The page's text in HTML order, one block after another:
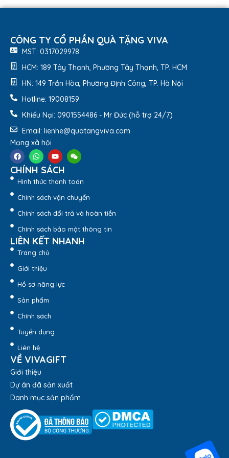
CÔNG TY CỔ PHẦN QUÀ TẶNG VIVA
MST: 0317029978
HCM: 189 Tây Thạnh, Phường Tây Thạnh, TP. HCM
HN: 149 Trần Hòa, Phường Định Công, TP. Hà Nội
Hotline: 19008159
Khiếu Nại: 0901554486 - Mr Đức (hỗ trợ 24/7)
Email: lienhe@quatangviva.com
Mạng xã hội
CHÍNH SÁCH
Hình thức thanh toán
Chính sách vận chuyển
Chính sách đổi trả và hoàn tiền
Chính sách bảo mật thông tin
LIÊN KẾT NHANH
Trang chủ
Giới thiệu
Hồ sơ năng lực
Sản phẩm
Chính sách
Tuyển dụng
Liên hệ
VỀ VIVAGIFT
Giới thiệu
Dự án đã sản xuất
Danh mục sản phẩm